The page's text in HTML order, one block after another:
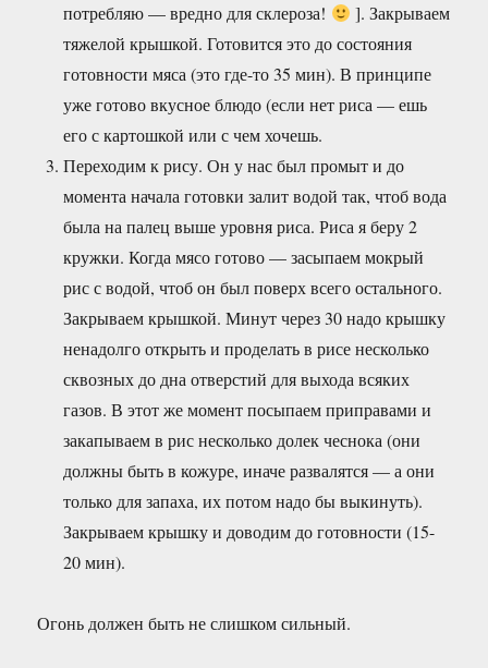
потребляю — вредно для склероза!
]. Закрываем
тяжелой крышкой. Готовится это до состояния
готовности мяса (это где-то 35 мин). В принципе
уже готово вкусное блюдо (если нет риса — ешь
его с картошкой или с чем хочешь.
Переходим к рису. Он у нас был промыт и до
момента начала готовки залит водой так, чтоб вода
была на палец выше уровня риса. Риса я беру 2
кружки. Когда мясо готово — засыпаем мокрый
рис с водой, чтоб он был поверх всего остального.
Закрываем крышкой. Минут через 30 надо крышку
ненадолго открыть и проделать в рисе несколько
сквозных до дна отверстий для выхода всяких
газов. В этот же момент посыпаем приправами и
закапываем в рис несколько долек чеснока (они
должны быть в кожуре, иначе развалятся — а они
только для запаха, их потом надо бы выкинуть).
Закрываем крышку и доводим до готовности (15-
20 мин).
Огонь должен быть не слишком сильный.